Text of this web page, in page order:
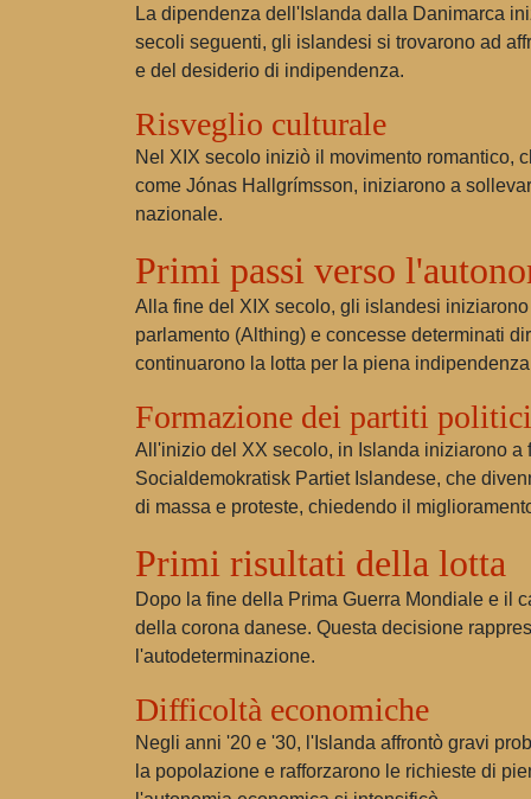
La dipendenza dell'Islanda dalla Danimarca
secoli seguenti, gli islandesi si trovarono ad
e del desiderio di indipendenza.
Risveglio culturale
Nel XIX secolo iniziò il movimento romantico,
come Jónas Hallgrímsson, iniziarono a
nazionale.
Primi passi verso
Alla fine del XIX secolo, gli islandesi
parlamento (Althing) e concesse determinati
continuarono la lotta per la piena
Formazione dei partiti politici
All'inizio del XX secolo, in Islanda iniziarono a
Socialdemokratisk Partiet Islandese, che
di massa e proteste, chiedendo il
Primi risultati della lotta
Dopo la fine della Prima Guerra Mondiale e il
della corona danese. Questa decisione
l'autodeterminazione.
Difficoltà economiche
Negli anni '20 e '30, l'Islanda affrontò gravi
la popolazione e rafforzarono le richieste di